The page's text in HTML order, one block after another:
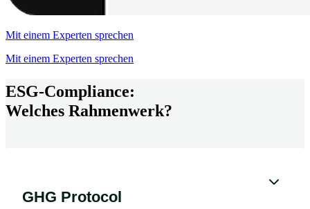
Mit einem Experten sprechen
Mit einem Experten sprechen
ESG-Compliance:
Welches Rahmenwerk?
GHG Protocol